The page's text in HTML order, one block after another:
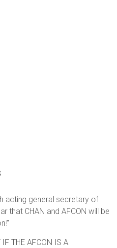
acting general secretary of
that CHAN and AFCON will be
IF THE AFCON IS A